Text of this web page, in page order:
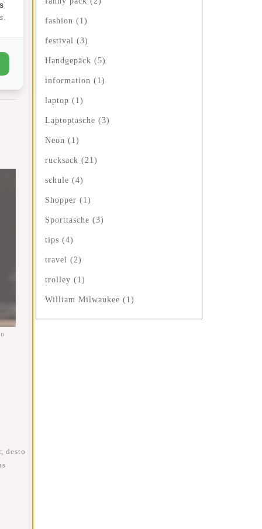
fashion (1)
festival (3)
Handgepäck (5)
information (1)
laptop (1)
Laptoptasche (3)
Neon (1)
rucksack (21)
schule (4)
Shopper (1)
Sporttasche (3)
tips (4)
travel (2)
trolley (1)
William Milwaukee (1)
desto